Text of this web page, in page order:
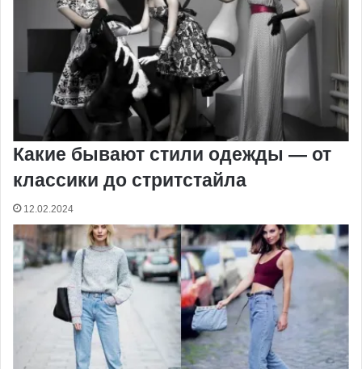
Какие бывают стили одежды — от
классики до стритстайла
12.02.2024